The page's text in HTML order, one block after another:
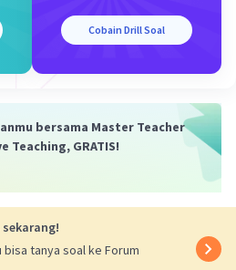
Cobain Drill Soal
bersama Master Teacher
Teaching, GRATIS!
bisa tanya soal ke Forum